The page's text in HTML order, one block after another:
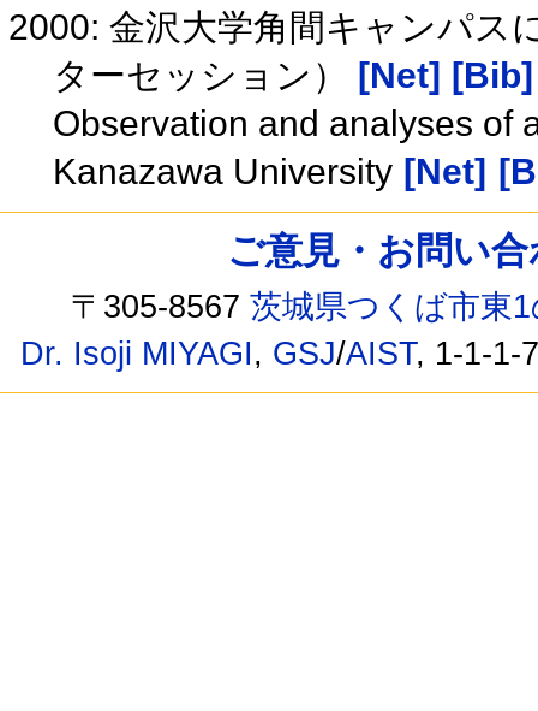
2000: 金沢大学角間キャンパス
ターセッション） [Net] [Bib]
Observation and analyses of
Kanazawa University [Net]
ご意見・お問い
〒305-8567茨城県つくば市東
Dr. Isoji MIYAGI, GSJ/AIST, 1-1-1-